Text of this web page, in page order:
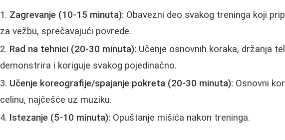
Zagrevanje (10-15 minuta): Obavezni deo svakog treninga koji
za vežbu, sprečavajući povrede.
Rad na tehnici (20-30 minuta): Učenje osnovnih koraka, držanja
demonstrira i koriguje svakog pojedinačno.
Učenje koreografije/spajanje pokreta (20-30 minuta): Osnovni
celinu, najčešće uz muziku.
Istezanje (5-10 minuta): Opuštanje mišića nakon treninga.